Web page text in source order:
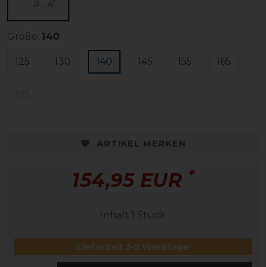
Größe: 140
125 130 140 145 155 165
ARTIKEL MERKEN
154,95 EUR *
Inhalt 1 Stück
Lieferzeit 3-5 Werktage